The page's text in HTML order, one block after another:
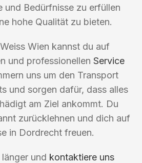
und Bedürfnisse zu erfüllen
hohe Qualität zu bieten.
Wien kannst du auf
und professionellen Service
uns um den Transport
und sorgen dafür, dass alles
am Ziel ankommt. Du
zurücklehnen und dich auf
in Dordrecht freuen.
und kontaktiere uns